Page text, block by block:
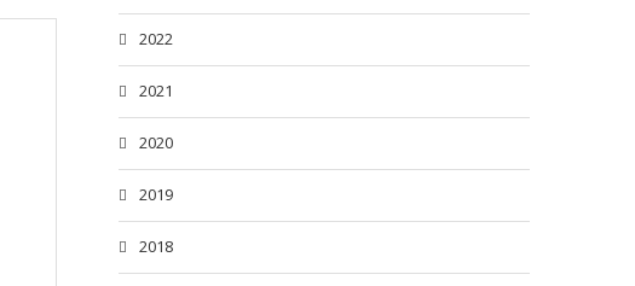
2022
2021
2020
2019
2018